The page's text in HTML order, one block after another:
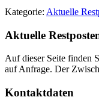
Kategorie: Aktuelle
Aktuelle
Auf dieser Seite finden
auf Anfrage. Der
Kontaktdaten